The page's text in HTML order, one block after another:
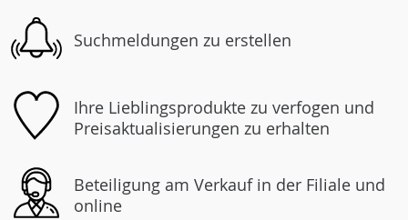
Suchmeldungen zu erstellen
Ihre Lieblingsprodukte zu verfogen und
Preisaktualisierungen zu erhalten
Beteiligung am Verkauf in der Filiale und
online